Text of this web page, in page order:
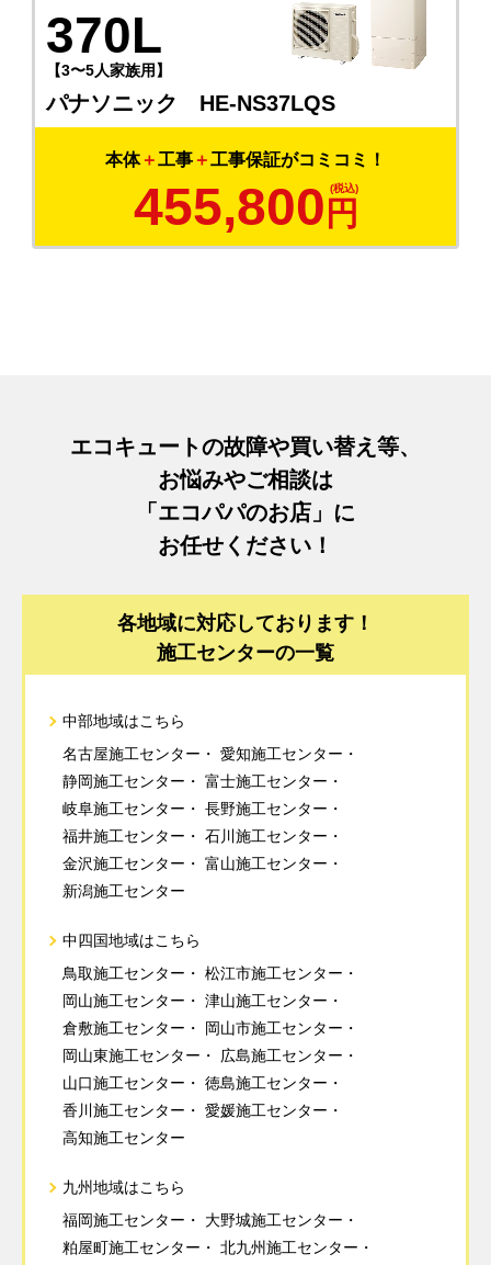
370L
【3〜5人家族用】
パナソニック HE-NS37LQS
本体＋工事 ＋工事保証がコミコミ！
455,800 円
エコキュートの故障や買い替え等、
お悩みやご相談は
「エコパパのお店」に
お任せください！
各地域に対応しております！
施工センターの一覧
中部地域はこちら
名古屋施工センター
愛知施工センター
静岡施工センター
富士施工センター
岐阜施工センター
長野施工センター
福井施工センター
石川施工センター
金沢施工センター
富山施工センター
新潟施工センター
中四国地域はこちら
鳥取施工センター
松江市施工センター
岡山施工センター
津山施工センター
倉敷施工センター
岡山市施工センター
岡山東施工センター
広島施工センター
山口施工センター
徳島施工センター
香川施工センター
愛媛施工センター
高知施工センター
九州地域はこちら
福岡施工センター
大野城施工センター
粕屋町施工センター
北九州施工センター